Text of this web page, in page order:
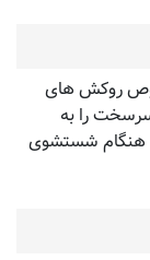
روکش های
را به
و هنگام شستشوی